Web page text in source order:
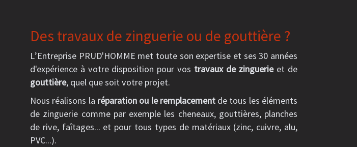
Des travaux de zinguerie ou de gouttière ?
L’Entreprise PRUD'HOMME met toute son expertise et ses 30 années
d'expérience à votre disposition pour vos travaux de zinguerieet de
gouttière, quel que soit votre projet.
Nous réalisons la réparation ou le remplacementde tous les éléments
de zinguerie comme par exemple les cheneaux, gouttières, planches
de rive, faîtages... et pour tous types de matériaux (zinc, cuivre, alu,
PVC...).